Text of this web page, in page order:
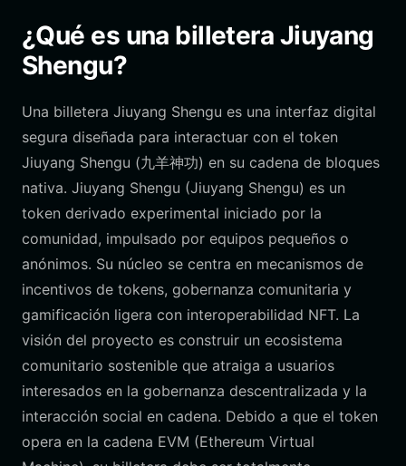
¿Qué es una billetera Jiuyang
Shengu?
Una billetera Jiuyang Shengu es una interfaz digital
segura diseñada para interactuar con el token
Jiuyang Shengu (九羊神功) en su cadena de bloques
nativa. Jiuyang Shengu (Jiuyang Shengu) es un
token derivado experimental iniciado por la
comunidad, impulsado por equipos pequeños o
anónimos. Su núcleo se centra en mecanismos de
incentivos de tokens, gobernanza comunitaria y
gamificación ligera con interoperabilidad NFT. La
visión del proyecto es construir un ecosistema
comunitario sostenible que atraiga a usuarios
interesados en la gobernanza descentralizada y la
interacción social en cadena. Debido a que el token
opera en la cadena EVM (Ethereum Virtual